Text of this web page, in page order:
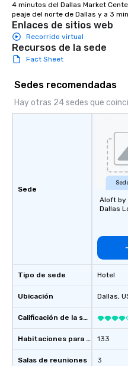
4 minutos del Dallas Market
peaje del norte de Dallas y a 3
Enlaces de sitios web
Recorrido virtual
Recursos de la sede
Fact Sheet
Sedes recomendadas
Hay otras 24 sedes que
Sede
Tipo de sede
Ubicación
Calificación de la sede
Habitaciones para huéspedes
Salas de reuniones
Aloft by
Dallas
Hotel
Dallas,
133
3